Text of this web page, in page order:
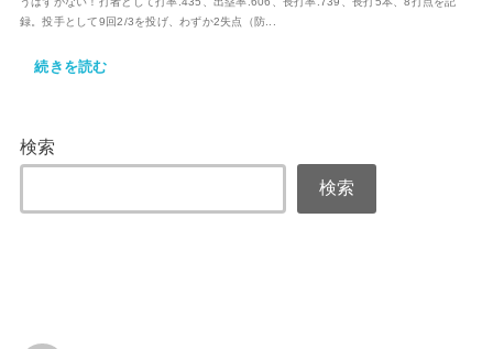
録。投手として9回2/3を投げ、わずか2失点（防...
続きを読む
検索
検索